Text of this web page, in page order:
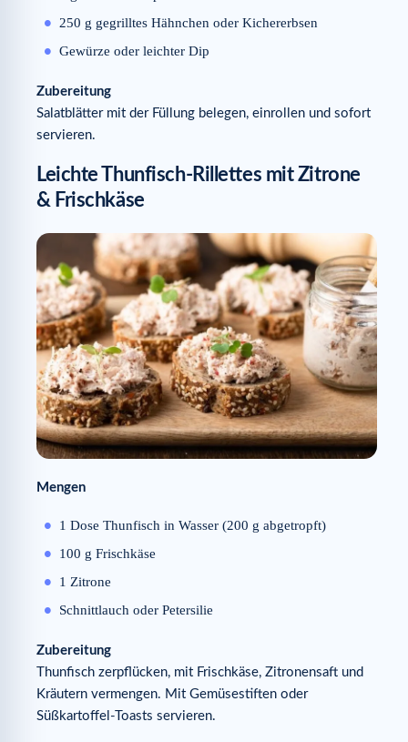
250 g gegrilltes Hähnchen oder Kichererbsen
Gewürze oder leichter Dip
Zubereitung
Salatblätter mit der Füllung belegen, einrollen und sofort
servieren.
Leichte Thunfisch-Rillettes mit Zitrone
& Frischkäse
Mengen
1 Dose Thunfisch in Wasser (200 g abgetropft)
100 g Frischkäse
1 Zitrone
Schnittlauch oder Petersilie
Zubereitung
Thunfisch zerpflücken, mit Frischkäse, Zitronensaft und
Kräutern vermengen. Mit Gemüsestiften oder
Süßkartoffel-Toasts servieren.